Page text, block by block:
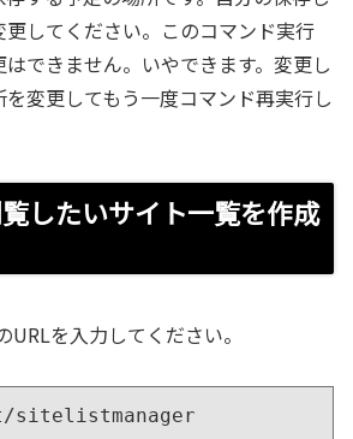
してください。このコマンド実行
できません。いやできます。変更し
変更してもう一度コマンド再実行し
したいサイト一覧を作成
を入力してください。
sitelistmanager